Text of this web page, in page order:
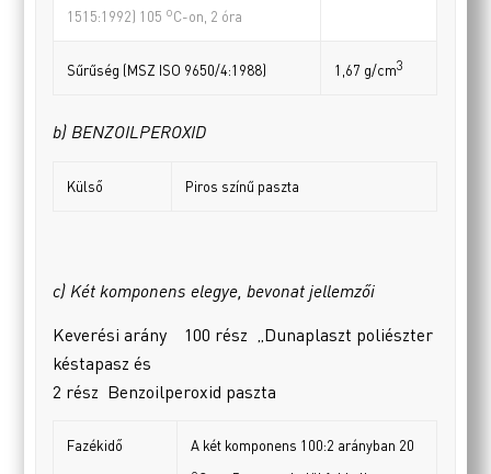
1515:1992) 105 oC-on, 2 óra
Sűrűség (MSZ ISO 9650/4:1988) 1,67 g/cm3
b) BENZOILPEROXID
Külső Piros színű paszta
c) Két komponens elegye, bevonat jellemzői
Keverési arány 100 rész „Dunaplaszt poliészter
késtapasz és
2 rész Benzoilperoxid paszta
Fazékidő A két komponens 100:2 arányban 20